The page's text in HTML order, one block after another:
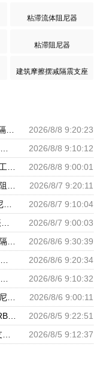
粘滞流体阻尼器
粘滞阻尼器
建筑摩擦摆减隔震支座
高阻尼叠层橡胶隔震支座 LNR300天然橡胶隔震支座多少钱 LNR隔震支座400(II型)厂家
2026/8/8 9:20:23
建筑工程隔震支座厂家电话 钢结构房抗震支座 抗震减振支座厂家电话
2026/8/8 9:10:12
HDR800支座生产厂家 建筑固定型抗震支座工厂 摩擦支座价格
2026/8/8 9:00:01
建筑非连续端铅芯隔震支座厂家 HDR500高阻尼橡胶支座多少钱 建筑橡胶隔震支座LNRLRB源头工厂
2026/8/7 9:20:11
橡胶组合隔震支座源头工厂 HDR1300高阻尼支座 天然橡胶隔震支座厂家直销
2026/8/7 9:10:04
天然隔震支座LNR1000-Ⅱ生产厂家 橡胶减振支座厂家 HDR600隔震支座厂家
2026/8/7 9:00:03
HDR900高阻尼橡胶隔震支座源头工厂 橡胶隔震支座商家生产厂家 LRB支座厂家
2026/8/6 9:30:39
建筑高阻尼变刚度支座生产厂家 LNR系列橡胶隔震支座源头工厂 HDR900高阻尼隔震支座
2026/8/6 9:20:34
建筑橡胶隔震支座厂家有哪些 建筑隔震减震隔震支座源头工厂 LNR1300天然隔震支座生产厂家
2026/8/6 9:10:32
建筑摩擦摆建筑隔震支座厂家 HDR900高阻尼橡胶支座多少钱 橡胶隔震支座供应商源头工厂
2026/8/6 9:00:11
建筑水平力分散型橡胶隔震支座源头工厂 LRB隔震支座 隔震支座LRB1200厂家
2026/8/5 9:22:51
建筑厚肉橡胶隔震支座 LNR1300橡胶隔震支座 建筑分散力型橡胶隔震支座源头工厂
2026/8/5 9:12:37